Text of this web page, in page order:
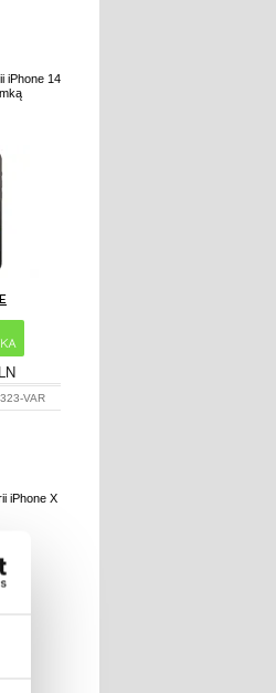
iPhone 14
VAR
iPhone X